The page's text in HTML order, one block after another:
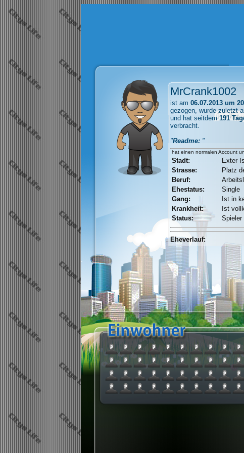
MrCrank1002
ist am 06.07.2013 um
gezogen, wurde zuletzt
und hat seitdem191
verbracht.
"Readme: "
hat einen normalen Account
Stadt:
Exter
Strasse:
Platz
Beruf:
Ehestatus:
Single
Gang:
Ist in
Krankheit:
Ist
Status:
Spieler
Eheverlauf: